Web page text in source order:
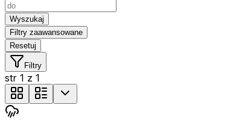
Wyszukaj
Filtry zaawansowane
Resetuj
Filtry
str 1 z 1